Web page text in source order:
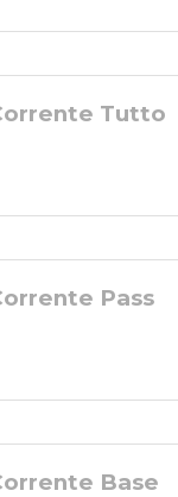
Tutto
Pass
Base